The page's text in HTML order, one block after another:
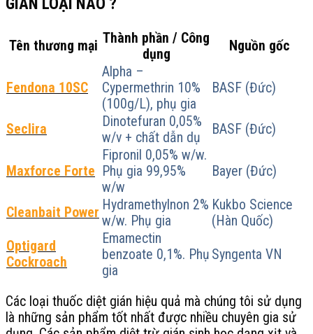
Tên thương mại Thành phần / Công
dụng
Nguồn gốc
Fendona 10SC
Alpha –
Cypermethrin 10%
(100g/L), phụ gia
BASF (Đức)
Seclira
Dinotefuran 0,05%
w/v + chất dẫn dụ
BASF (Đức)
Maxforce Forte
Fipronil 0,05% w/w.
Phụ gia 99,95%
w/w
Bayer (Đức)
Cleanbait Power Hydramethylnon 2%
w/w. Phụ gia
Kukbo Science
(Hàn Quốc)
Optigard
Cockroach
Emamectin
benzoate 0,1%. Phụ
gia
Syngenta VN
Các loại thuốc diệt gián hiệu quả mà chúng tôi sử dụng
là những sản phẩm tốt nhất được nhiều chuyên gia sử